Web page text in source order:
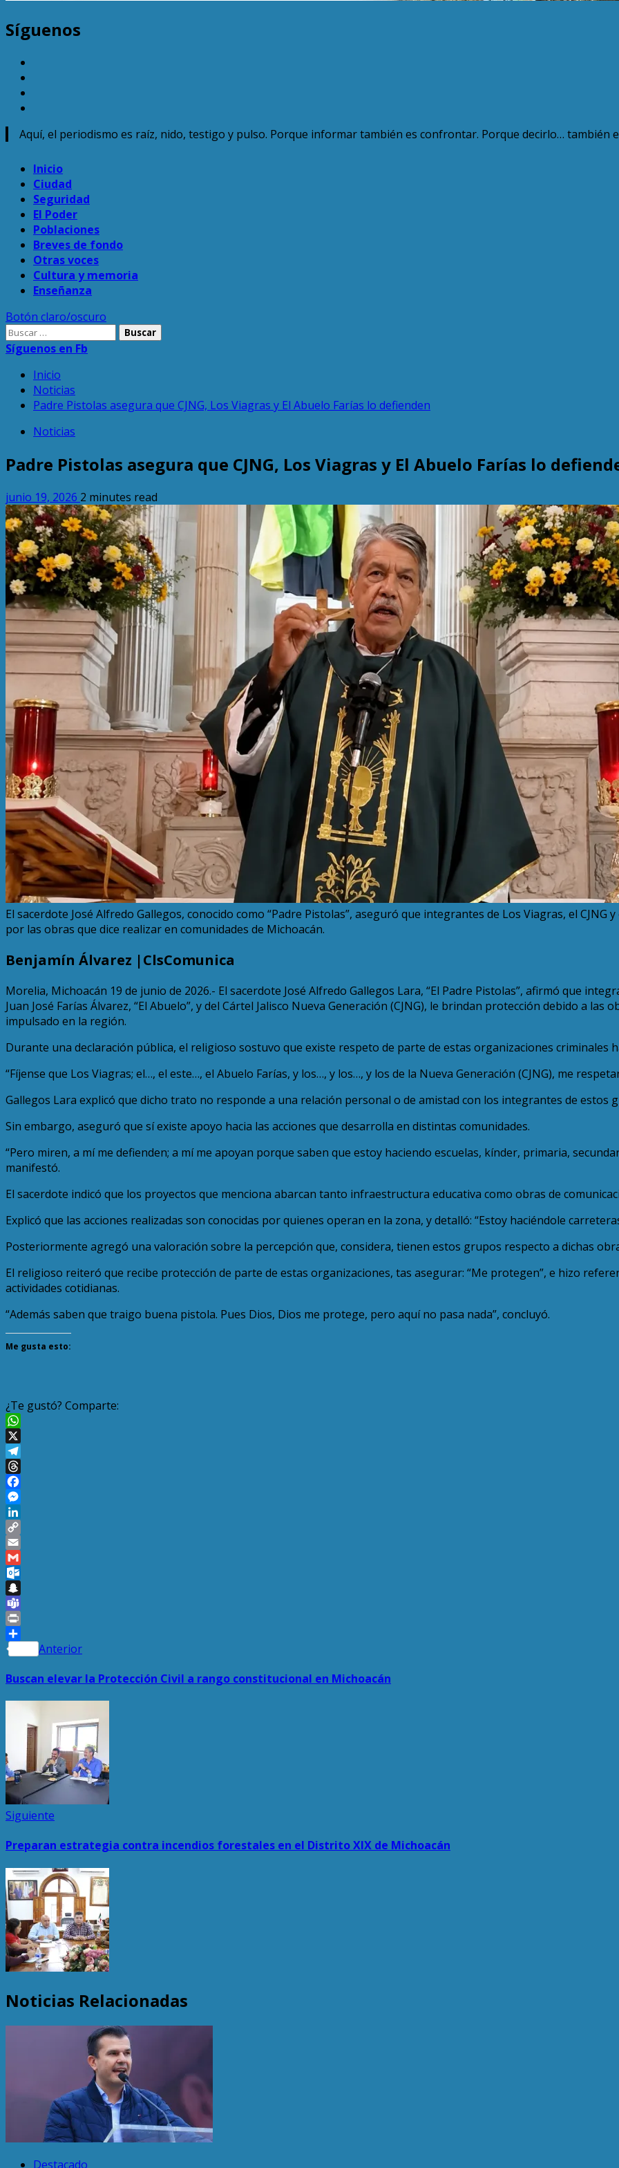
Síguenos
Aquí, el periodismo es raíz, nido, testigo y pulso. Porque informar también es confrontar. Porque decirlo… también
Menú
principal
Inicio
Ciudad
Seguridad
El Poder
Poblaciones
Breves de fondo
Otras voces
Cultura y memoria
Enseñanza
Botón claro/oscuro
Buscar:
Síguenos en Fb
Inicio
Noticias
Padre Pistolas asegura que CJNG, Los Viagras y El Abuelo Farías lo defienden
Noticias
Padre Pistolas asegura que CJNG, Los Viagras y El Abuelo Farías lo
junio 19, 2026 2 minutes read
El sacerdote José Alfredo Gallegos, conocido como “Padre Pistolas”, aseguró que integrantes de Los Viagras, el CJNG
por las obras que dice realizar en comunidades de Michoacán.
Benjamín Álvarez |ClsComunica
Morelia, Michoacán 19 de junio de 2026.- El sacerdote José Alfredo Gallegos Lara, “El Padre Pistolas”, afirmó que
Juan José Farías Álvarez, “El Abuelo”, y del Cártel Jalisco Nueva Generación (CJNG), le brindan protección debido a
impulsado en la región.
Durante una declaración pública, el religioso sostuvo que existe respeto de parte de estas organizaciones criminales
“Fíjense que Los Viagras; el…, el este…, el Abuelo Farías, y los…, y los…, y los de la Nueva Generación (CJNG), me
Gallegos Lara explicó que dicho trato no responde a una relación personal o de amistad con los integrantes de estos
Sin embargo, aseguró que sí existe apoyo hacia las acciones que desarrolla en distintas comunidades.
“Pero miren, a mí me defienden; a mí me apoyan porque saben que estoy haciendo escuelas, kínder, primaria,
manifestó.
El sacerdote indicó que los proyectos que menciona abarcan tanto infraestructura educativa como obras de
Explicó que las acciones realizadas son conocidas por quienes operan en la zona, y detalló: “Estoy haciéndole
Posteriormente agregó una valoración sobre la percepción que, considera, tienen estos grupos respecto a dichas
El religioso reiteró que recibe protección de parte de estas organizaciones, tas asegurar: “Me protegen”, e hizo
actividades cotidianas.
“Además saben que traigo buena pistola. Pues Dios, Dios me protege, pero aquí no pasa nada”, concluyó.
Me gusta esto:
¿Te gustó? Comparte:
WhatsApp
X
Telegram
Threads
Facebook
Messenger
LinkedIn
Copy
Link
Email
Gmail
Outlook.com
Snapchat
Teams
Print
Compartir
Navegación
de
entradas
AnteriorEntrada
Buscan elevar la Protección Civil a rango constitucional en Michoacán
Siguiente
Preparan estrategia contra incendios forestales en el Distrito XIX de Michoacán
Noticias Relacionadas
Destacado